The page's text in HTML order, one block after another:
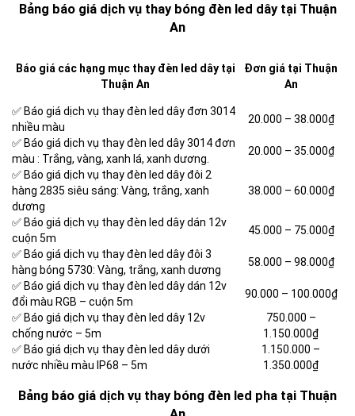
Bảng báo giá dịch vụ thay bóng đèn led dây tại Thuận
An
Báo giá các hạng mục thay đèn led dây tại
Thuận An
Đơn giá tại Thuận
An
✅ Báo giá dịch vụ thay đèn led dây đơn 3014
nhiều màu
20.000 – 38.000₫
✅ Báo giá dịch vụ thay đèn led dây 3014 đơn
màu : Trắng, vàng, xanh lá, xanh dương.
20.000 – 35.000₫
✅ Báo giá dịch vụ thay đèn led dây đôi 2
hàng 2835 siêu sáng: Vàng, trắng, xanh
dương
38.000 – 60.000₫
✅ Báo giá dịch vụ thay đèn led dây dán 12v
cuộn 5m
45.000 – 75.000₫
✅ Báo giá dịch vụ thay đèn led dây đôi 3
hàng bóng 5730: Vàng, trắng, xanh dương
58.000 – 98.000₫
✅ Báo giá dịch vụ thay đèn led dây dán 12v
đổi màu RGB – cuộn 5m
90.000 – 100.000₫
✅ Báo giá dịch vụ thay đèn led dây 12v
chống nước – 5m
750.000 –
1.150.000₫
✅ Báo giá dịch vụ thay đèn led dây dưới
nước nhiều màu IP68 – 5m
1.150.000 –
1.350.000₫
Bảng báo giá dịch vụ thay bóng đèn led pha tại Thuận